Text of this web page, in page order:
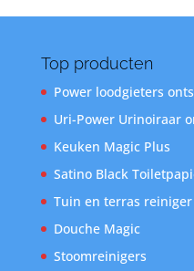
Top producten
Power loodgieters
Uri-Power Urinoiraar
Keuken Magic Plus
Satino Black
Tuin en terras reiniger
Douche Magic
Stoomreinigers